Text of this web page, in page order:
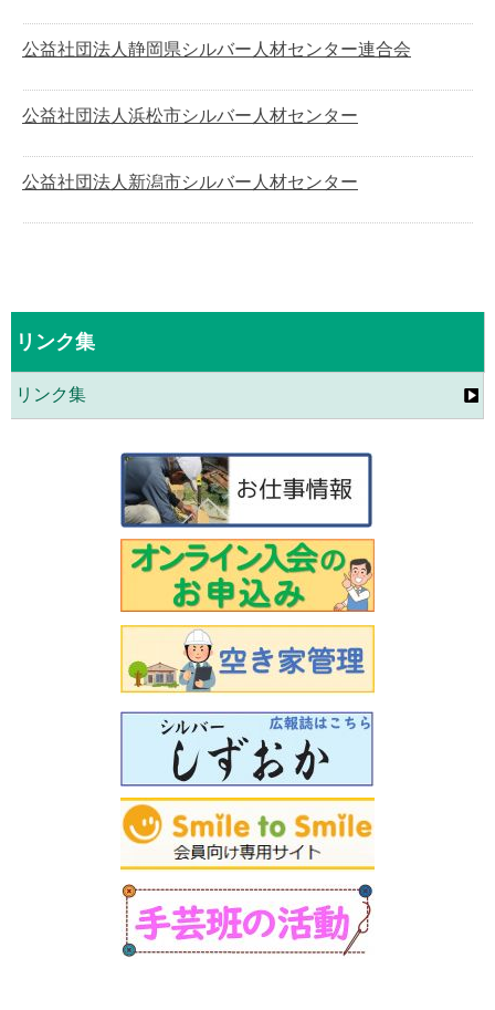
公益社団法人静岡県シルバー人材センター連合会
公益社団法人浜松市シルバー人材センター
公益社団法人新潟市シルバー人材センター
リンク集
リンク集